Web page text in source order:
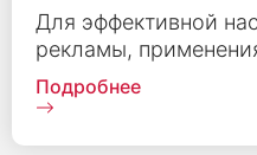
Для эффективной
рекламы,
Подробнее